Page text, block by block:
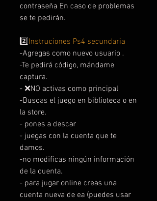
contraseña En caso de problemas
se te pedirán.
2️⃣Instruciones Ps4 secundaria
-Agregas como nuevo usuario .
-Te pedirá código, mándame
captura.
- ❌NO activas como principal
-Buscas el juego en biblioteca o en
la store.
- pones a descar
- juegas con la cuenta que te
damos.
-no modificas ningún información
de la cuenta.
- para jugar online creas una
cuenta nueva de ea (puedes usar